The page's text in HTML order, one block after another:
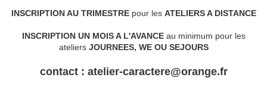
INSCRIPTION AU TRIMESTRE pour les ATELIERS A DISTANCE
INSCRIPTION UN MOIS A L'AVANCEau minimum pour les
ateliersJOURNEES, WE OU SEJOURS
contact : atelier-caractere@orange.fr